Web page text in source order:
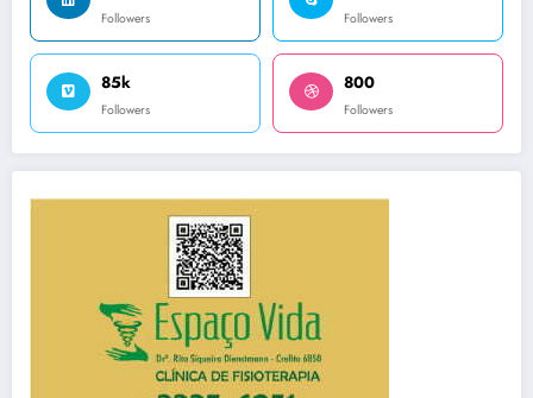
Followers Followers
85k
Followers
800
Followers